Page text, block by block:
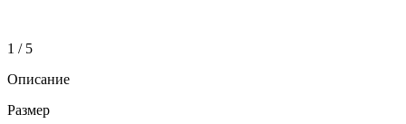
1 / 5
Описание
Размер